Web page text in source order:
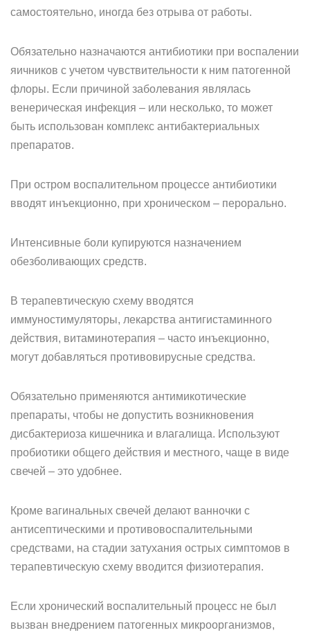
самостоятельно, иногда без отрыва от работы.
Обязательно назначаются антибиотики при воспалении
яичников с учетом чувствительности к ним патогенной
флоры. Если причиной заболевания являлась
венерическая инфекция – или несколько, то может
быть использован комплекс антибактериальных
препаратов.
При остром воспалительном процессе антибиотики
вводят инъекционно, при хроническом – перорально.
Интенсивные боли купируются назначением
обезболивающих средств.
В терапевтическую схему вводятся
иммуностимуляторы, лекарства антигистаминного
действия, витаминотерапия – часто инъекционно,
могут добавляться противовирусные средства.
Обязательно применяются антимикотические
препараты, чтобы не допустить возникновения
дисбактериоза кишечника и влагалища. Используют
пробиотики общего действия и местного, чаще в виде
свечей – это удобнее.
Кроме вагинальных свечей делают ванночки с
антисептическими и противовоспалительными
средствами, на стадии затухания острых симптомов в
терапевтическую схему вводится физиотерапия.
Если хронический воспалительный процесс не был
вызван внедрением патогенных микроорганизмов,